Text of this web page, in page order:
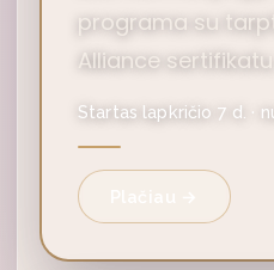
programa su
Alliance sertifikatu.
Startas lapkričio 7 d. ·